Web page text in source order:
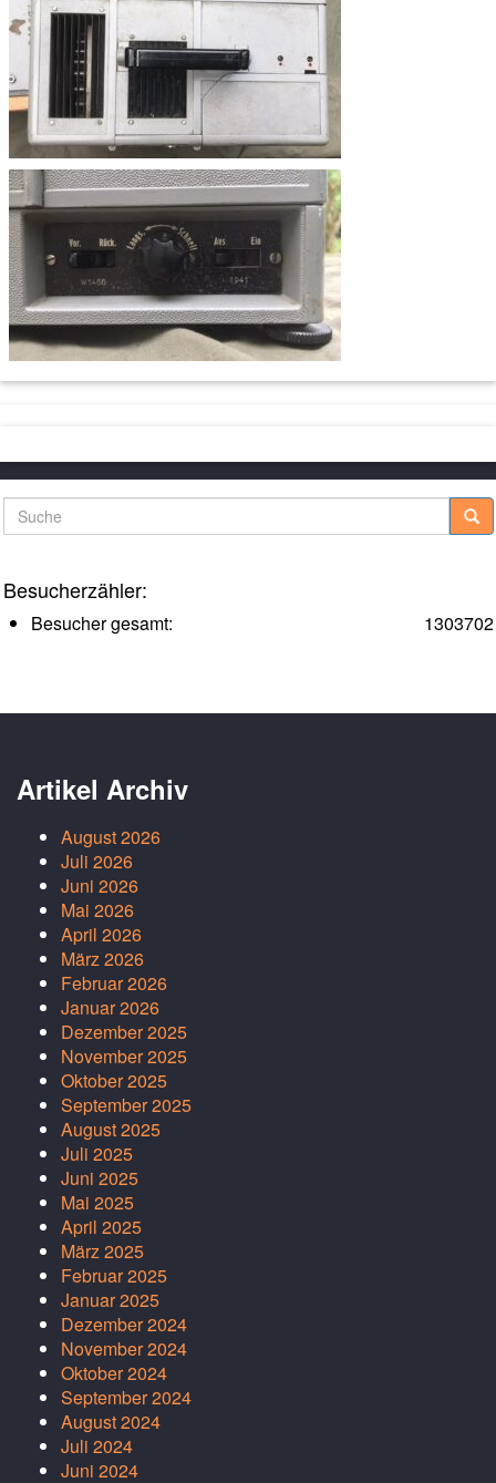
Suche
Besucherzähler:
1303702
Besucher gesamt:
Artikel Archiv
August 2026
Juli 2026
Juni 2026
Mai 2026
April 2026
März 2026
Februar 2026
Januar 2026
Dezember 2025
November 2025
Oktober 2025
September 2025
August 2025
Juli 2025
Juni 2025
Mai 2025
April 2025
März 2025
Februar 2025
Januar 2025
Dezember 2024
November 2024
Oktober 2024
September 2024
August 2024
Juli 2024
Juni 2024